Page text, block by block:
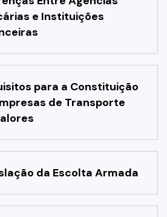
e Instituições
para a Constituição
de Transporte
da Escolta Armada